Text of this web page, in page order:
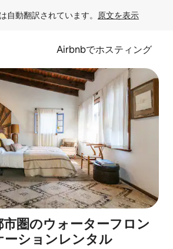
自動翻訳されています。 原文を表示
Airbnbでホスティング
圏のウォーターフロン
ーションレンタル